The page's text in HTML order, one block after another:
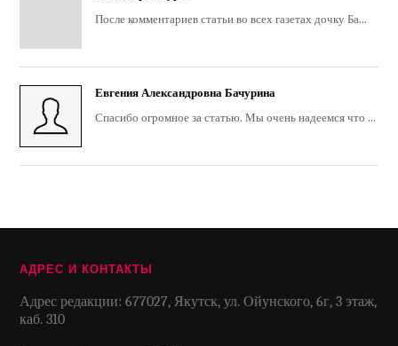
После комментариев статьи во всех газетах дочку Ба...
Евгения Александровна Бачурина
Спасибо огромное за статью. Мы очень надеемся что ...
АДРЕС И КОНТАКТЫ
Адрес редакции: 677027, Якутск, ул. Ойунского, 6г, 3 этаж,
каб. 310